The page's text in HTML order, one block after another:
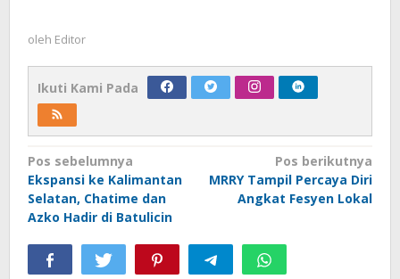
oleh Editor
Ikuti Kami Pada
Navigasi
pos
Pos sebelumnya
Ekspansi ke Kalimantan
Selatan, Chatime dan
Azko Hadir di Batulicin
Pos berikutnya
MRRY Tampil Percaya Diri
Angkat Fesyen Lokal